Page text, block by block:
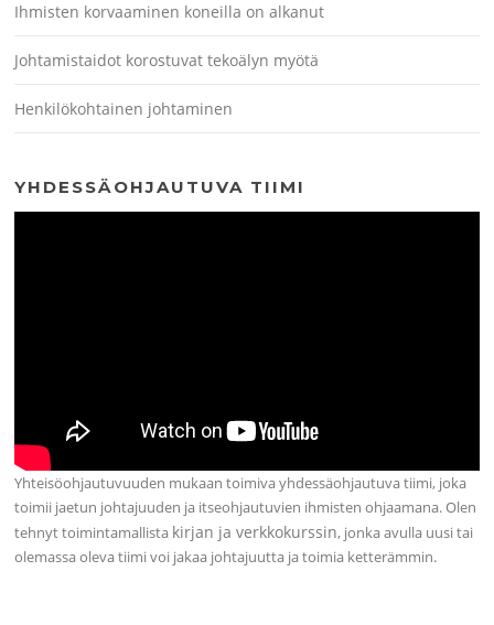
Ihmisten korvaaminen koneilla on alkanut
Johtamistaidot korostuvat tekoälyn myötä
Henkilökohtainen johtaminen
YHDESSÄOHJAUTUVA TIIMI
Yhteisöohjautuvuuden mukaan toimiva yhdessäohjautuva tiimi, joka
toimii jaetun johtajuuden ja itseohjautuvien ihmisten ohjaamana. Olen
tehnyt toimintamallista kirjan ja verkkokurssin, jonka avulla uusi tai
olemassa oleva tiimi voi jakaa johtajuutta ja toimia ketterämmin.